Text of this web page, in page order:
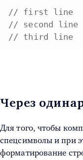
// first line
// second line
// third line
Через
Для того, чтобы
спецсимволы и при
форматирование